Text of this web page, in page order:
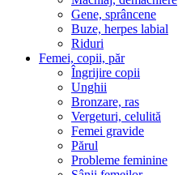
Gene, sprâncene
Buze, herpes labial
Riduri
Femei, copii, păr
Îngrijire copii
Unghii
Bronzare, ras
Vergeturi, celulită
Femei gravide
Părul
Probleme feminine